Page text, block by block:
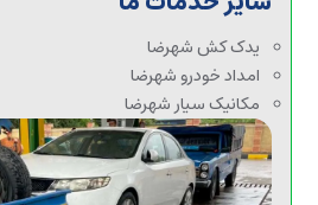
یدک کش شهرضا
امداد خودرو شهرضا
مکانیک سیار شهرضا